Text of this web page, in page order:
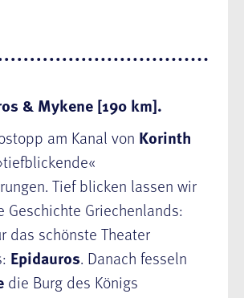
& Mykene [190 km].
am Kanal von Korinth
Tief blicken lassen wir
Geschichte Griechenlands:
das schönste Theater
Epidauros. Danach fesseln
die Burg des Königs